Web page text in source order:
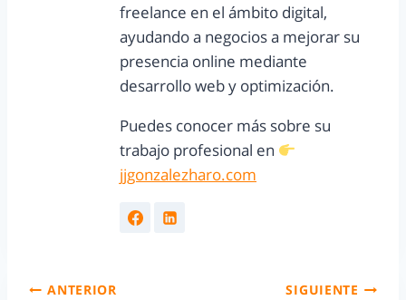
freelance en el ámbito digital,
ayudando a negocios a mejorar su
presencia online mediante
desarrollo web y optimización.
Puedes conocer más sobre su
trabajo profesional en
jjgonzalezharo.com
ANTERIOR SIGUIENTE